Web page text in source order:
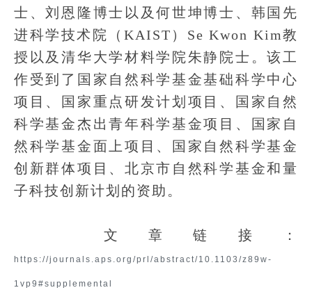
士、刘恩隆博士以及何世坤博士、韩国先
进科学技术院（KAIST）Se Kwon Kim教
授以及清华大学材料学院朱静院士。该工
作受到了国家自然科学基金基础科学中心
项目、国家重点研发计划项目、国家自然
科学基金杰出青年科学基金项目、国家自
然科学基金面上项目、国家自然科学基金
创新群体项目、北京市自然科学基金和量
子科技创新计划的资助。
文章链接：
https://journals.aps.org/prl/abstract/10.1103/z89w-
1vp9#supplemental